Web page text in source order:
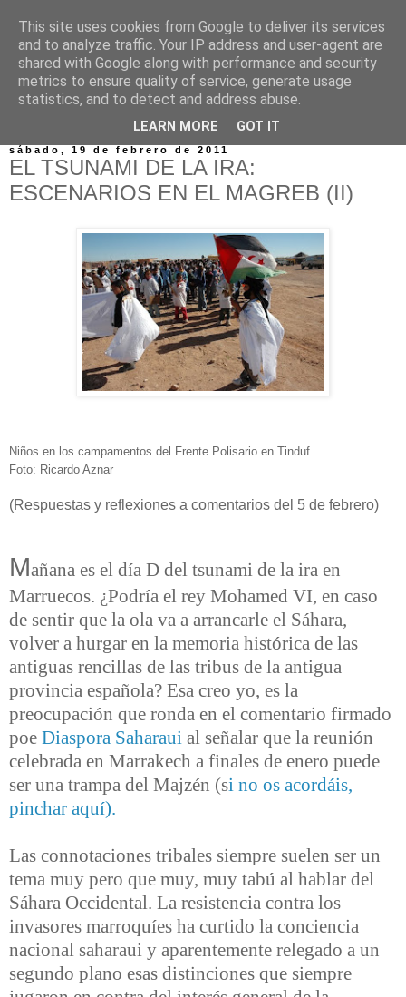
sábado, 19 de febrero de 2011
EL TSUNAMI DE LA IRA:
ESCENARIOS EN EL MAGREB (II)
Niños en los campamentos del Frente Polisario en Tinduf.
Foto: Ricardo Aznar
(Respuestas y reflexiones a comentarios del 5 de febrero)
Mañana es el día D del tsunami de la ira en
Marruecos. ¿Podría el rey Mohamed VI, en caso
de sentir que la ola va a arrancarle el Sáhara,
volver a hurgar en la memoria histórica de las
antiguas rencillas de las tribus de la antigua
provincia española? Esa creo yo, es la
preocupación que ronda en el comentario firmado
poe Diaspora Saharaui al señalar que la reunión
celebrada en Marrakech a finales de enero puede
ser una trampa del Majzén (si no os acordáis,
pinchar aquí).
Las connotaciones tribales siempre suelen ser un
tema muy pero que muy, muy tabú al hablar del
Sáhara Occidental. La resistencia contra los
invasores marroquíes ha curtido la conciencia
nacional saharaui y aparentemente relegado a un
segundo plano esas distinciones que siempre
This site uses cookies from Google to deliver its services
and to analyze traffic. Your IP address and user-agent are
shared with Google along with performance and security
metrics to ensure quality of service, generate usage
statistics, and to detect and address abuse.
LEARN MORE GOT IT